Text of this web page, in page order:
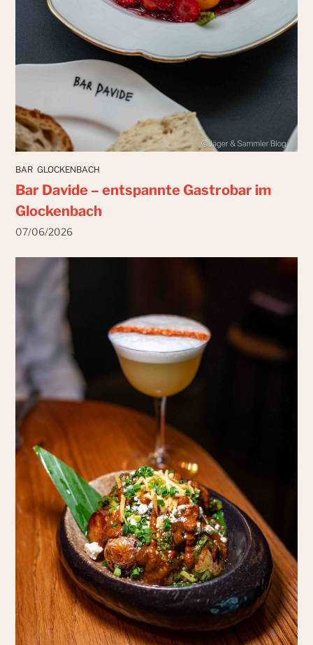
BAR GLOCKENBACH
Bar Davide – entspannte Gastrobar im
Glockenbach
07/06/2026